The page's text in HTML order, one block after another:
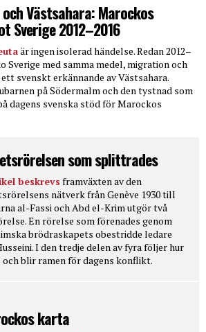
Västsahara: Marockos
Sverige 2012–2016
är ingen isolerad händelse. Redan 2012–
Sverige med samma medel, migration och
svenskt erkännande av Västsahara.
på Södermalm och den tystnad som
dagens svenska stöd för Marockos
som splittrades
beskrevs framväxten av den
nätverk från Genève 1930 till
al-Fassi och Abd el-Krim utgör två
En rörelse som förenades genom
brödraskapets obestridde ledare
I den tredje delen av fyra följer hur
blir ramen för dagens konflikt.
karta